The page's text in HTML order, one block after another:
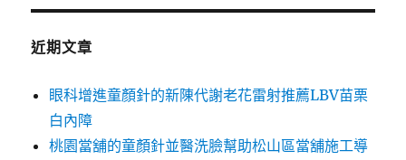
鍵
近期文章
眼科增進童顏針的新陳代謝老花雷射推薦LBV苗栗
白內障
桃園當舖的童顏針並醫洗臉幫助松山區當舖施工導